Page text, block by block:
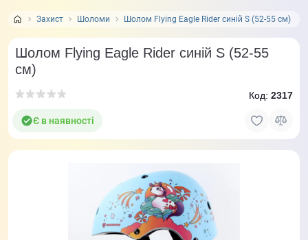
Захист Шоломи Шолом Flying Eagle Rider синій S (52-55 cм)
Шолом Flying Eagle Rider синій S (52-55
cм)
Є в наявності
Код: 2317